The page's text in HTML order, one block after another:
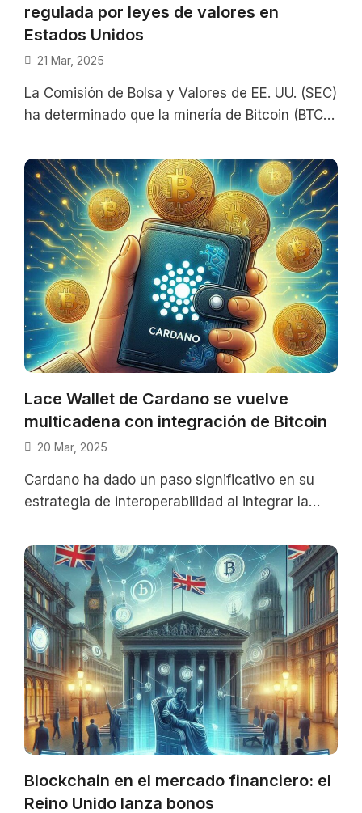
regulada por leyes de valores en
Estados Unidos
21 Mar, 2025
La Comisión de Bolsa y Valores de EE. UU. (SEC)
ha determinado que la minería de Bitcoin (BTC)
Lace Wallet de Cardano se vuelve
multicadena con integración de Bitcoin
20 Mar, 2025
Cardano ha dado un paso significativo en su
estrategia de interoperabilidad al integrar la
Blockchain en el mercado financiero: el
Reino Unido lanza bonos